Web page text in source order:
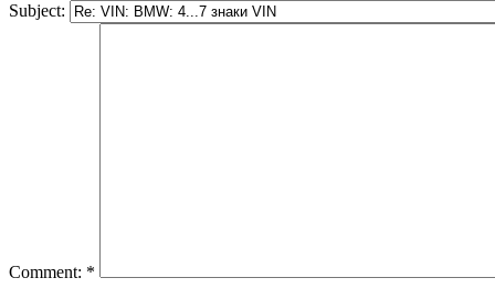
Subject:
Comment: *